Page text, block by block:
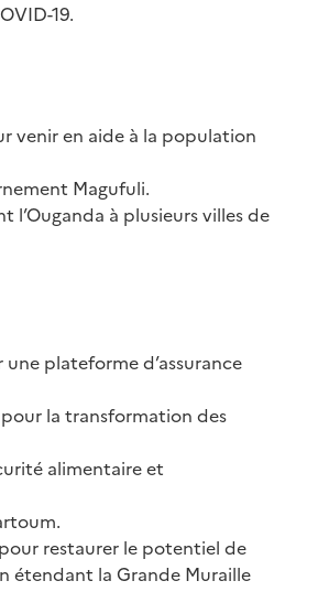
19.
venir en aide à la population
Magufuli.
à plusieurs villes de
une plateforme d’assurance
la transformation des
alimentaire et
restaurer le potentiel de
étendant la Grande Muraille